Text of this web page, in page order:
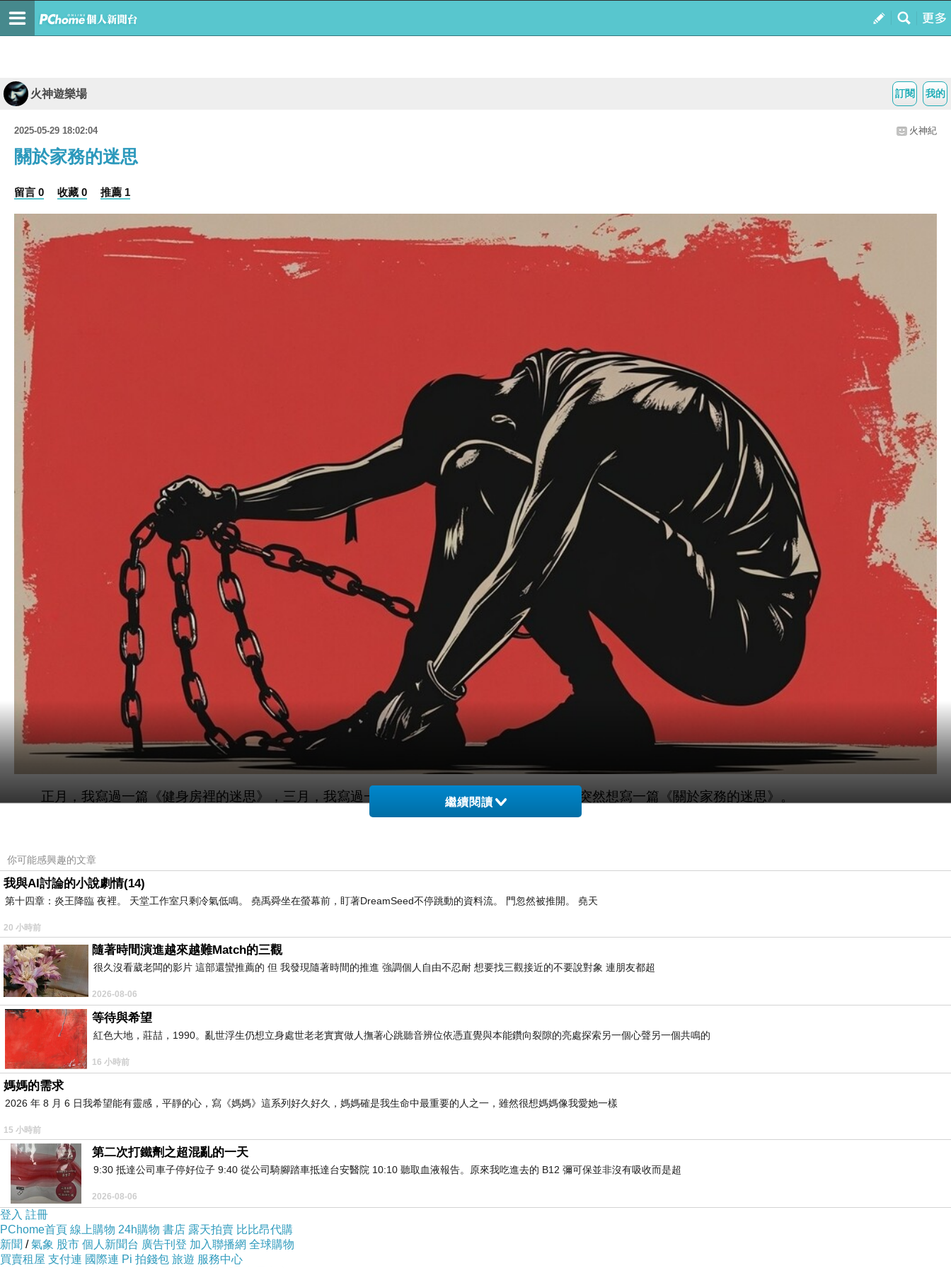
我的
訂閱
火神遊樂場
2025-05-29 18:02:04 火神紀
關於家務的迷思
留言 0 收藏 0 推薦 1
正月，我寫過一篇《健身房裡的迷思》，三月，我寫過一篇《關於碳水的迷思》，五月，我突然想寫一篇《關於家務的迷思》。
做家務的順序很重要，相當重要。把要做的事情分類，然後按從易到難從簡到繁排序，一樣一樣去處理，這樣有利於快速建立你的完成事項表格，有利
分疲憊了，後面雖然剩下的都是比較簡單和容易的，但是你會被第一件事所阻擋，然後停滯不前了。
基於這個邏輯，我看了一圈，決定先收拾廚房，因為廚房倒是每天都有拾掇，昨天羲彧媽媽去上班，晚上我和彧少爺吃了之後只有幾個鍋碗也就懶得收
拾就扔在水槽里，不用十分鐘光景，基本上就收拾完畢了。
收拾完廚房，回到客廳，客廳主要需要處理的地方有三處—— 電視櫃地台，飄窗和茶。之前在《空乏其身》里 PO
樣。最近羲彧媽給彧少爺買了一套奧特曼的積木玩具，整個茶几上四處散落的都是奧特曼的手手腳腳，最近看著我有點抓狂，我就一直催著彧少爺去收拾，
結果他永遠推說等週末再來收拾，所以最後，誰先受不了誰動手原則，今天我終於是沒忍住了。
飄窗上也是，彧少爺的幾個作業本散落，因為凌亂，看著就很繁雜。最終我朝電視櫃的地台先動手了，這個地台一般是新收到的快遞，沒有來得及分門
別類，一般就會先堆在那裡，等積到一定數量之後，才會去收拾，最近消費降級，東西並不多，我看了一下，大概有兩袋洗滌用品，還有一些衣襪之類，不
過因為洗滌用品需要分類歸置，所以耗時稍微多一些。
歸納洗滌用品的時候，順手把陽台洗衣盆下的洗滌用品櫃也給收拾了一下，幾進幾出的，大概又耗費了半小時左右。之後開始收飄窗，把彧少爺的本子
收好，幾個散亂的玩具入箱，這個也很快，最後就是重頭戲茶几了，因為我在這上面喝茶，所以對它的強迫症是最嚴重的。
先找個地方放置惑少爺那些拼好的奧特曼，又找一個小盒子來裝那些仍未拼好的配件，光這一項，搞了大概半小時，之後別的零零散散收一下，等到治
好了我的強迫症的時候，一看時間已經是中午十一點出頭了。
繼續閱讀
你可能感興趣的文章
我與AI討論的小說劇情(14)
第十四章：炎王降臨 夜裡。 天堂工作室只剩冷氣低鳴。 堯禹舜坐在螢幕前，盯著DreamSeed不停跳動的資料流。 門忽然被推開。 堯天
20 小時前
隨著時間演進越來越難Match的三觀
很久沒看葳老闆的影片 這部還蠻推薦的 但 我發現隨著時間的推進 強調個人自由不忍耐 想要找三觀接近的不要說對象 連朋友都超
2026-08-06
等待與希望
紅色大地，莊喆，1990。亂世浮生仍想立身處世老老實實做人撫著心跳聽音辨位依憑直覺與本能鑽向裂隙的亮處探索另一個心聲另一個共鳴的
16 小時前
媽媽的需求
2026 年 8 月 6 日我希望能有靈感，平靜的心，寫《媽媽》這系列好久好久，媽媽確是我生命中最重要的人之一，雖然很想媽媽像我愛她一樣
15 小時前
第二次打鐵劑之超混亂的一天
9:30 抵達公司車子停好位子 9:40 從公司騎腳踏車抵達台安醫院 10:10 聽取血液報告。原來我吃進去的 B12 彌可保並非沒有吸收而是超
2026-08-06
登入 註冊
PChome首頁 線上購物 24h購物 書店 露天拍賣 比比昂代購
新聞 /氣象 股市 個人新聞台 廣告刊登 加入聯播網 全球購物
買賣租屋 支付連 國際連 Pi 拍錢包 旅遊 服務中心